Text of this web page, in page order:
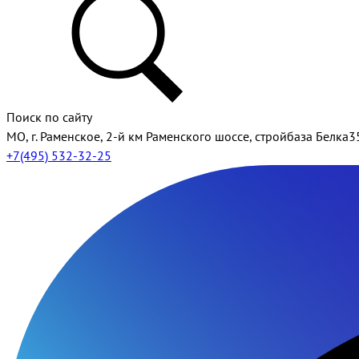
Поиск по сайту
МО, г. Раменское, 2-й км Раменского шоссе, стройбаза
+7(495) 532-32-25